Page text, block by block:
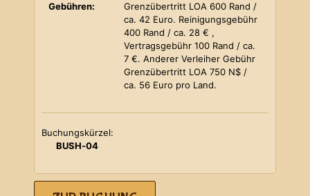
Gebühren:
Grenzübertritt LOA 600 Rand /
ca. 42 Euro. Reinigungsgebühr
400 Rand / ca. 28 € ,
Vertragsgebühr 100 Rand / ca.
7 €. Anderer Verleiher Gebühr
Grenzübertritt LOA 750 N$ /
ca. 56 Euro pro Land.
Buchungskürzel:
BUSH-04